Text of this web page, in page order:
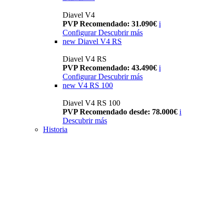
Diavel V4
PVP Recomendado: 31.090€ i
Configurar Descubrir más
new Diavel V4 RS
Diavel V4 RS
PVP Recomendado: 43.490€ i
Configurar Descubrir más
new V4 RS 100
Diavel V4 RS 100
PVP Recomendado desde: 78.000€ i
Descubrir más
Historia